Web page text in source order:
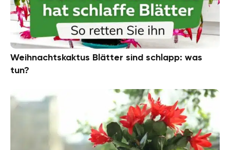
Weihnachtskaktus Blätter sind schlapp: was
tun?